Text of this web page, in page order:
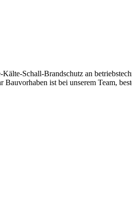
Schall-Brandschutz an
ist bei unserem Team,